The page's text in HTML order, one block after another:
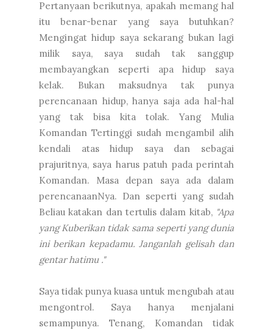
Pertanyaan berikutnya, apakah memang hal
itu benar-benar yang saya butuhkan?
Mengingat hidup saya sekarang bukan lagi
milik saya, saya sudah tak sanggup
membayangkan seperti apa hidup saya
kelak. Bukan maksudnya tak punya
perencanaan hidup, hanya saja ada hal-hal
yang tak bisa kita tolak. Yang Mulia
Komandan Tertinggi sudah mengambil alih
kendali atas hidup saya dan sebagai
prajuritnya, saya harus patuh pada perintah
Komandan. Masa depan saya ada dalam
perencanaanNya. Dan seperti yang sudah
Beliau katakan dan tertulis dalam kitab, "Apa
yang Kuberikan tidak sama seperti yang dunia
ini berikan kepadamu. Janganlah gelisah dan
gentar hatimu ."
Saya tidak punya kuasa untuk mengubah atau
mengontrol. Saya hanya menjalani
semampunya. Tenang, Komandan tidak